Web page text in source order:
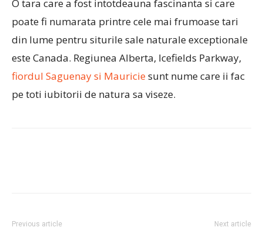
O tara care a fost intotdeauna fascinanta si care
poate fi numarata printre cele mai frumoase tari
din lume pentru siturile sale naturale exceptionale
este Canada. Regiunea Alberta, Icefields Parkway,
fiordul Saguenay si Mauriciesunt nume care ii fac
pe toti iubitorii de natura sa viseze.
Previous article Next article